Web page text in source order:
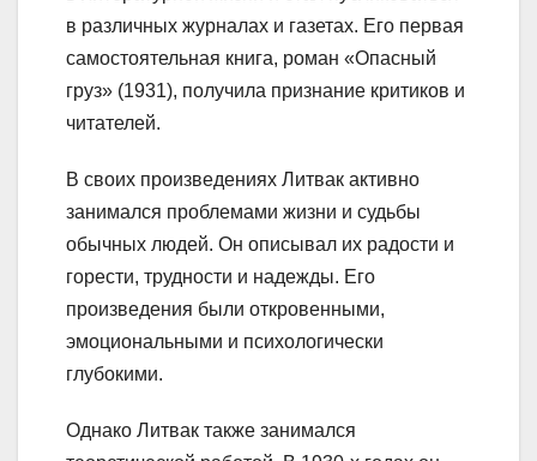
в различных журналах и газетах. Его первая
самостоятельная книга, роман «Опасный
груз» (1931), получила признание критиков и
читателей.
В своих произведениях Литвак активно
занимался проблемами жизни и судьбы
обычных людей. Он описывал их радости и
горести, трудности и надежды. Его
произведения были откровенными,
эмоциональными и психологически
глубокими.
Однако Литвак также занимался